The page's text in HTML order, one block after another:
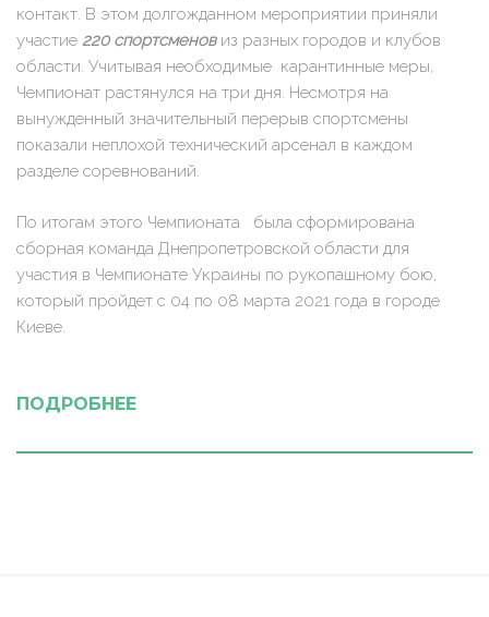
контакт. В этом долгожданном мероприятии приняли
участие 220 спортсменовиз разных городов и клубов
области. Учитывая необходимые карантинные меры,
Чемпионат растянулся на три дня. Несмотря на
вынужденный значительный перерыв спортсмены
показали неплохой технический арсенал в каждом
разделе соревнований.
По итогам этого Чемпионата была сформирована
сборная команда Днепропетровской области для
участия в Чемпионате Украины по рукопашному бою,
который пройдет с 04 по 08 марта 2021 года в городе
Киеве.
ПОДРОБНЕЕ